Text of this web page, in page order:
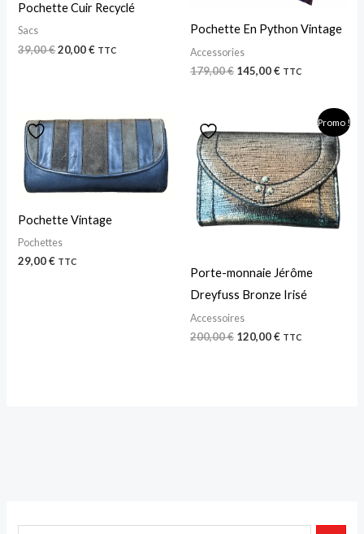
Pochette Cuir Recyclé
Sacs
39,00€20,00€ TTC
Pochette En Python Vintage
Accessories
179,00€ 145,00€ TTC
Pochette Vintage
Pochettes
29,00€ TTC
Promo !
Porte-monnaie Jérôme
Dreyfuss Bronze Irisé
Accessoires
200,00€
prix
initial
était :
200,00 €.
120,00€
prix
actuel
est :
120,00 €.
TTC